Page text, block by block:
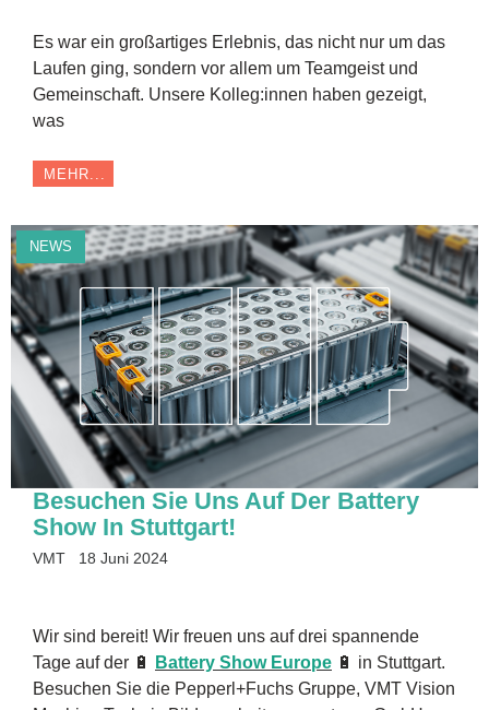
Es war ein großartiges Erlebnis, das nicht nur um das
Laufen ging, sondern vor allem um Teamgeist und
Gemeinschaft. Unsere Kolleg:innen haben gezeigt,
was
MEHR...
NEWS
Besuchen Sie Uns Auf Der Battery
Show In Stuttgart!
VMT 18 Juni 2024
Wir sind bereit! Wir freuen uns auf drei spannende
Tage auf der 🔋
Battery Show Europe 🔋 in Stuttgart.
Besuchen Sie die Pepperl+Fuchs Gruppe, VMT Vision